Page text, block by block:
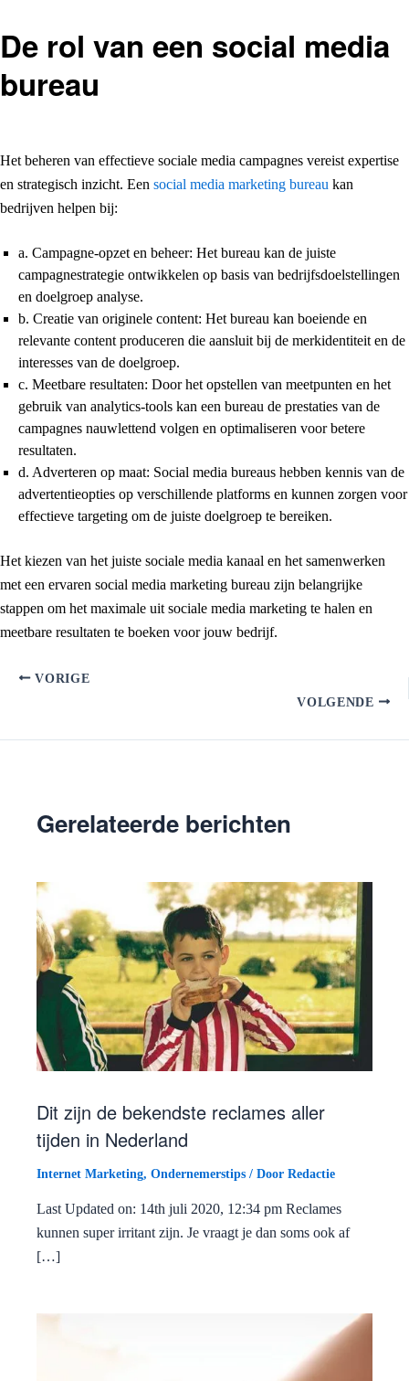
De rol van een social media
bureau
Het beheren van effectieve sociale media campagnes vereist expertise
en strategisch inzicht. Een social media marketing bureau kan
bedrijven helpen bij:
a. Campagne-opzet en beheer: Het bureau kan de juiste
campagnestrategie ontwikkelen op basis van bedrijfsdoelstellingen
en doelgroep analyse.
b. Creatie van originele content: Het bureau kan boeiende en
relevante content produceren die aansluit bij de merkidentiteit en de
interesses van de doelgroep.
c. Meetbare resultaten: Door het opstellen van meetpunten en het
gebruik van analytics-tools kan een bureau de prestaties van de
campagnes nauwlettend volgen en optimaliseren voor betere
resultaten.
d. Adverteren op maat: Social media bureaus hebben kennis van de
advertentieopties op verschillende platforms en kunnen zorgen voor
effectieve targeting om de juiste doelgroep te bereiken.
Het kiezen van het juiste sociale media kanaal en het samenwerken
met een ervaren social media marketing bureau zijn belangrijke
stappen om het maximale uit sociale media marketing te halen en
meetbare resultaten te boeken voor jouw bedrijf.
VORIGE
VOLGENDE
Gerelateerde berichten
Dit zijn de bekendste reclames aller
tijden in Nederland
Internet Marketing, Ondernemerstips / Door Redactie
Last Updated on: 14th juli 2020, 12:34 pm Reclames
kunnen super irritant zijn. Je vraagt je dan soms ook af
[…]